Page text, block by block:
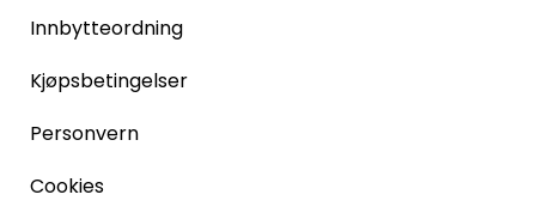
Innbytteordning
Kjøpsbetingelser
Personvern
Cookies